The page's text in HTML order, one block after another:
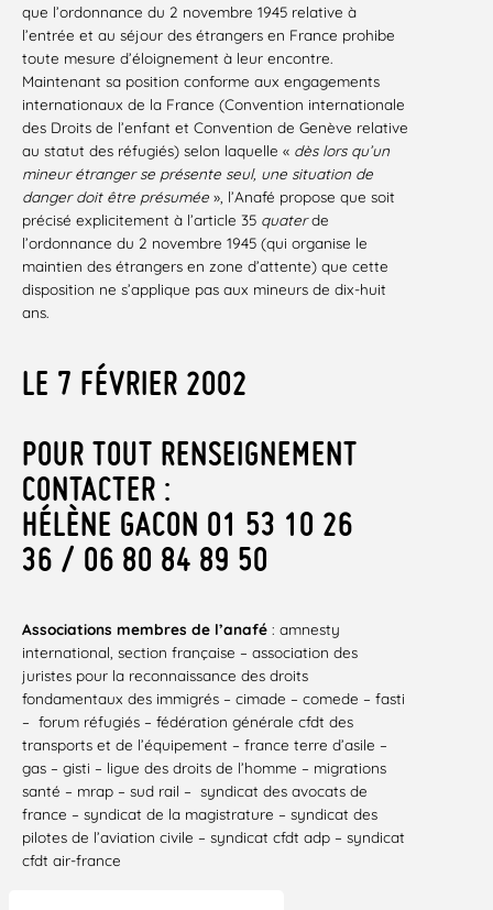
que l’ordonnance du 2 novembre 1945 relative à
l’entrée et au séjour des étrangers en France prohibe
toute mesure d’éloignement à leur encontre.
Maintenant sa position conforme aux engagements
internationaux de la France (Convention internationale
des Droits de l’enfant et Convention de Genève relative
au statut des réfugiés) selon laquelle « dès lors qu’un
mineur étranger se présente seul, une situation de
danger doit être présumée », l’Anafé propose que soit
précisé explicitement à l’article 35 quaterde
l’ordonnance du 2 novembre 1945 (qui organise le
maintien des étrangers en zone d’attente) que cette
disposition ne s’applique pas aux mineurs de dix-huit
ans.
LE 7 FÉVRIER 2002
POUR TOUT RENSEIGNEMENT
CONTACTER :
HÉLÈNE GACON 01 53 10 26
36 / 06 80 84 89 50
Associations membres de l’anafé : amnesty
international, section française – association des
juristes pour la reconnaissance des droits
fondamentaux des immigrés – cimade – comede – fasti
– forum réfugiés – fédération générale cfdt des
transports et de l’équipement – france terre d’asile –
gas – gisti – ligue des droits de l’homme – migrations
santé – mrap – sud rail ­– syndicat des avocats de
france – syndicat de la magistrature – syndicat des
pilotes de l’aviation civile – syndicat cfdt adp – syndicat
cfdt air-france